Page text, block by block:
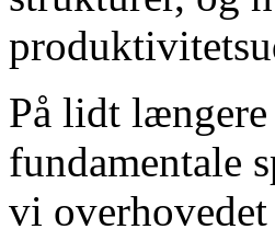
På lidt
fundamentale
vi